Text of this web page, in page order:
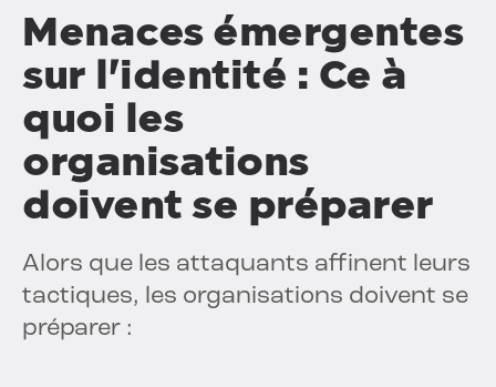
Menaces émergentes
sur l'identité : Ce à
quoi les
organisations
doivent se préparer
Alors que les attaquants affinent leurs
tactiques, les organisations doivent se
préparer :